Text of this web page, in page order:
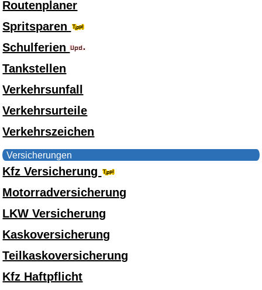
Routenplaner
Spritsparen
Schulferien
Tankstellen
Verkehrsunfall
Verkehrsurteile
Verkehrszeichen
Versicherungen
Kfz Versicherung
Motorradversicherung
LKW Versicherung
Kaskoversicherung
Teilkaskoversicherung
Kfz Haftpflicht